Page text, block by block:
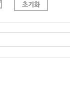
초기화